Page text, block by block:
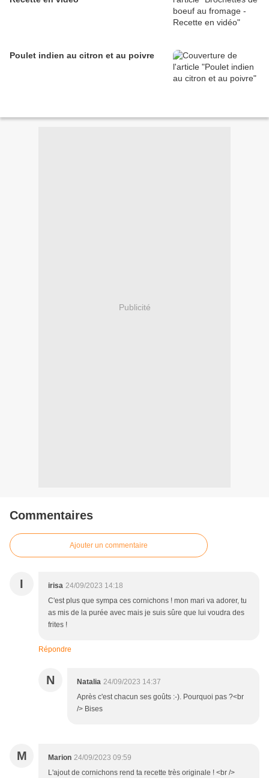
Poulet indien au citron et au poivre
Publicité
Commentaires
Ajouter un commentaire
I irisa 24/09/2023 14:18
C'est plus que sympa ces cornichons ! mon mari va adorer, tu
as mis de la purée avec mais je suis sûre que lui voudra des
frites !
Répondre
N Natalia 24/09/2023 14:37
Après c'est chacun ses goûts :-). Pourquoi pas ?<br
/> Bises
M Marion 24/09/2023 09:59
L'ajout de cornichons rend ta recette très originale ! <br />